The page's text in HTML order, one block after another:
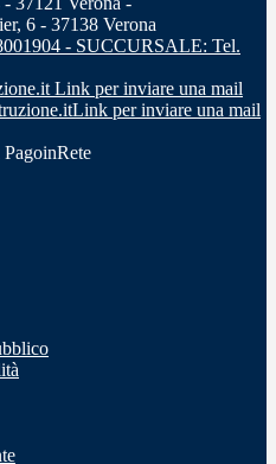
6 - 37138 Verona
- SUCCURSALE: Tel.
Link per inviare una mail
Link per inviare una mail